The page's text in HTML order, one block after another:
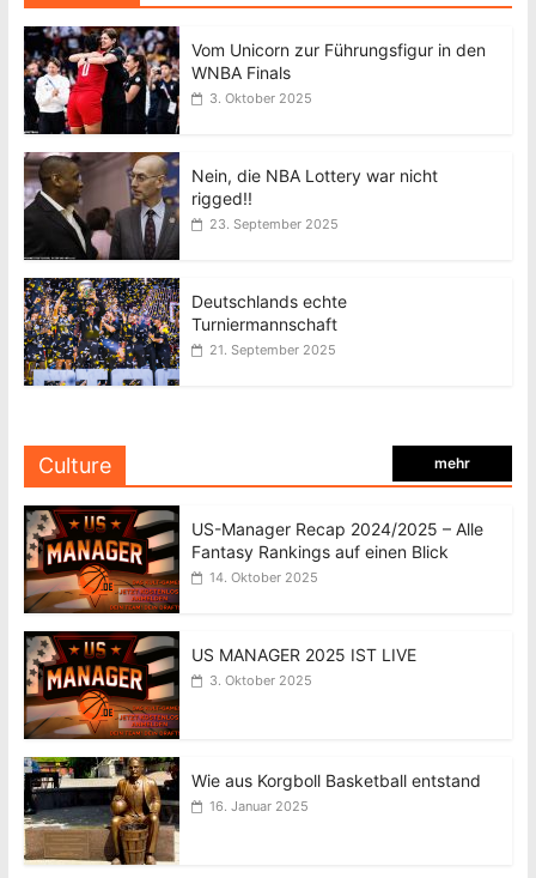
Vom Unicorn zur Führungsfigur in den
WNBA Finals
3. Oktober 2025
Nein, die NBA Lottery war nicht
rigged!!
23. September 2025
Deutschlands echte
Turniermannschaft
21. September 2025
Culture mehr
US-Manager Recap 2024/2025 – Alle
Fantasy Rankings auf einen Blick
14. Oktober 2025
US MANAGER 2025 IST LIVE
3. Oktober 2025
Wie aus Korgboll Basketball entstand
16. Januar 2025